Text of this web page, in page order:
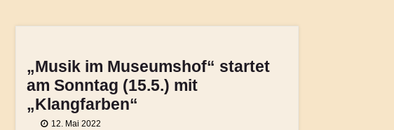
„Musik im Museumshof“ startet
am Sonntag (15.5.) mit
„Klangfarben“
12. Mai 2022